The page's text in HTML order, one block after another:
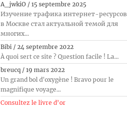
A_jwkiO / 15 septembre 2025
Изучение трафика интернет-ресурсов
в Москве стал актуальной темой для
многих...
Bibi / 24 septembre 2022
À quoi sert ce site ? Question facile ! La...
breucq / 19 mars 2022
Un grand bol d'oxygène ! Bravo pour le
magnifique voyage...
Consultez le livre d’or